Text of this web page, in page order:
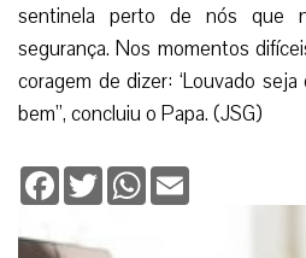
sentinela perto de nós que
segurança. Nos momentos
coragem de dizer: ‘Louvado
bem”, concluiu o Papa. (JSG)
Facebook
TwitterWhatsApp